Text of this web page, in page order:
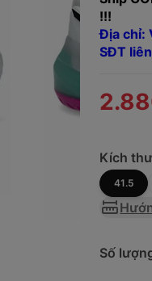
!!!
Địa chỉ:
SĐT
Kích
41.5
Số